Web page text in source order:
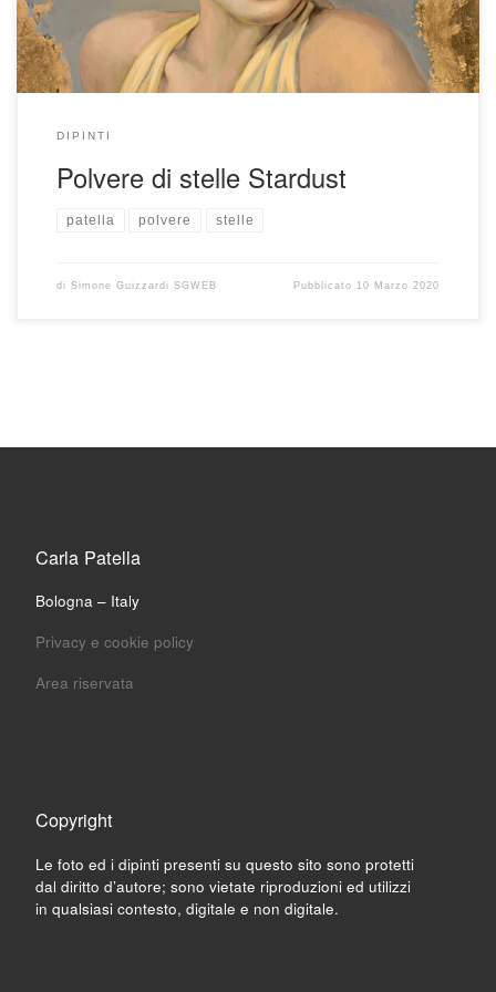
DIPINTI
Polvere di stelle Stardust
patella polvere stelle
di Simone Guizzardi SGWEB Pubblicato 10 Marzo 2020
Carla Patella
Bologna – Italy
Privacy e cookie policy
Area riservata
Copyright
Le foto ed i dipinti presenti su questo sito sono protetti
dal diritto d’autore; sono vietate riproduzioni ed utilizzi
in qualsiasi contesto, digitale e non digitale.